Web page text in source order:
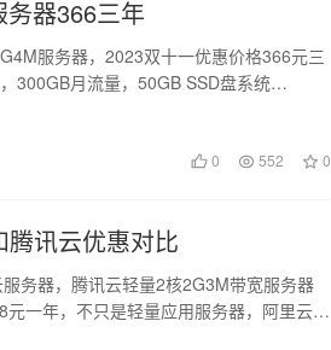
器366三年
服务器，2023双十一优惠价格366元三
300GB月流量，50GB SSD盘系统…
0 552 0
讯云优惠对比
务器，腾讯云轻量2核2G3M带宽服务器
一年，不只是轻量应用服务器，阿里云还